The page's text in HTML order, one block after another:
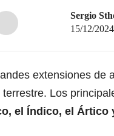
Sergio
15/12/
extensiones de
Los
el Índico, el Ártico